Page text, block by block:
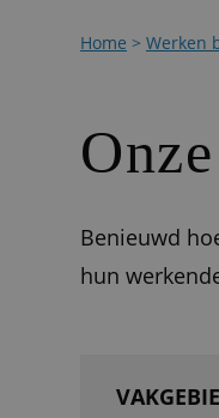
Home > Werken
Benieuwd
hun